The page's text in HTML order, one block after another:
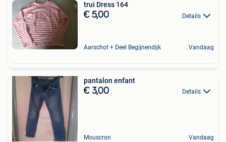
trui Dress 164
€ 5,00 Details
Aarschot + Deel Begijnendijk Vandaag
pantalon enfant
€ 3,00 Details
Mouscron Vandaag